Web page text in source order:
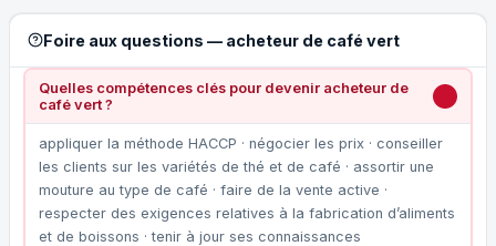
Foire aux questions — acheteur de café vert
Quelles compétences clés pour devenir acheteur de
café vert ?
appliquer la méthode HACCP · négocier les prix · conseiller
les clients sur les variétés de thé et de café · assortir une
mouture au type de café · faire de la vente active ·
respecter des exigences relatives à la fabrication d’aliments
et de boissons · tenir à jour ses connaissances